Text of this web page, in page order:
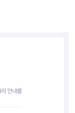
안내를